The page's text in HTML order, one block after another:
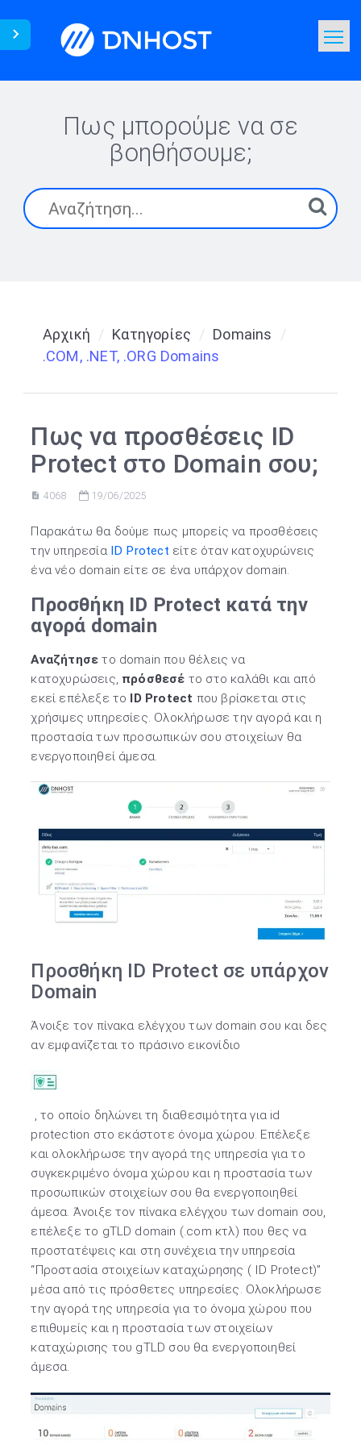
Επικοινωνία
Πως μπορούμε να σε
βοηθήσουμε;
Αρχική Κατηγορίες
Domains
.COM, .NET, .ORG Domains
Πως να προσθέσεις ID
Protect στο Domain σου;
4068 19/06/2025
Παρακάτω θα δούμε πως μπορείς να προσθέσεις
την υπηρεσίαID Protect είτε όταν κατοχυρώνεις
ένα νέο domain είτε σε ένα υπάρχον domain.
Προσθήκη ID Protect κατά την
αγορά domain
Αναζήτησε το domain που θέλεις να
κατοχυρώσεις, πρόσθεσέ το στο καλάθι και από
εκεί επέλεξε το ID Protect που βρίσκεται στις
χρήσιμες υπηρεσίες. Ολοκλήρωσε την αγορά και η
προστασία των προσωπικών σου στοιχείων θα
ενεργοποιηθεί άμεσα.
Προσθήκη ID Protect σε υπάρχον
Domain
Άνοιξε τον πίνακα ελέγχου των domain σου και δες
αν εμφανίζεται το πράσινο εικονίδιο
, το οποίο δηλώνει τη διαθεσιμότητα για id
protection στο εκάστοτε όνομα χώρου. Επέλεξε
και ολοκλήρωσε την αγορά της υπηρεσία για το
συγκεκριμένο όνομα χώρου και η προστασία των
προσωπικών στοιχείων σου θα ενεργοποιηθεί
άμεσα. Άνοιξε τον πίνακα ελέγχου των domain σου,
επέλεξε το gTLD domain (.com κτλ) που θες να
προστατέψεις και στη συνέχεια την υπηρεσία
“Προστασία στοιχείων καταχώρησης ( ID Protect)”
μέσα από τις πρόσθετες υπηρεσίες. Ολοκλήρωσε
την αγορά της υπηρεσία για το όνομα χώρου που
επιθυμείς και η προστασία των στοιχείων
καταχώρισης του gTLD σου θα ενεργοποιηθεί
άμεσα.